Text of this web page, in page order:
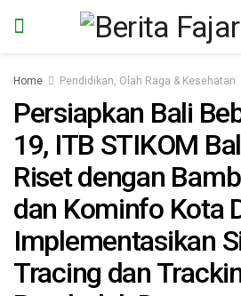
Home Pendidikan, Olah Raga & Kesehatan
Persiapkan Bali
19, ITB STIKOM
Riset dengan
dan Kominfo Kota
Implementasikan
Tracing dan